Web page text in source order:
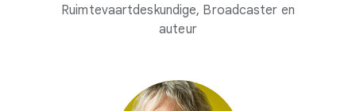
Ruimtevaartdeskundige, Broadcaster en
auteur